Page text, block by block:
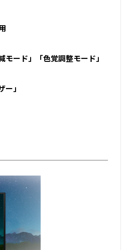
ード」「色覚調整モード」
」